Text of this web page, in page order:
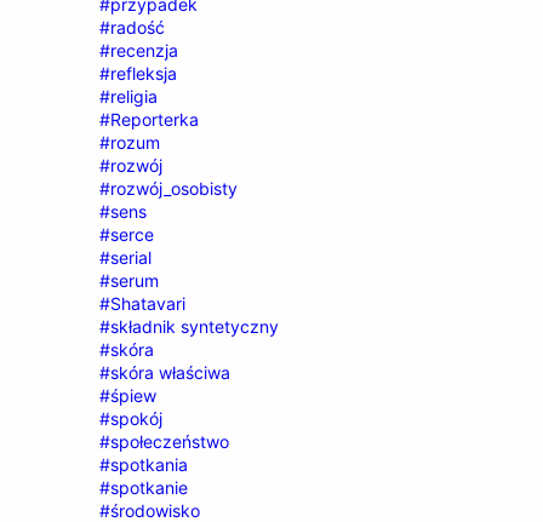
#przypadek
#radość
#recenzja
#refleksja
#religia
#Reporterka
#rozum
#rozwój
#rozwój_osobisty
#sens
#serce
#serial
#serum
#Shatavari
#składnik syntetyczny
#skóra
#skóra właściwa
#śpiew
#spokój
#społeczeństwo
#spotkania
#spotkanie
#środowisko